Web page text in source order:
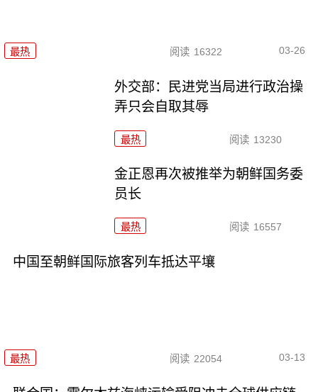
最热 阅读 16322 03-26
外交部：民进党当局进行政治操
弄只会自取其辱
最热 阅读 13230
金正恩再次被推举为朝鲜国务委
员长
最热 阅读 16557
中国至朝鲜国际旅客列车抵达平壤
最热 阅读 22054 03-13